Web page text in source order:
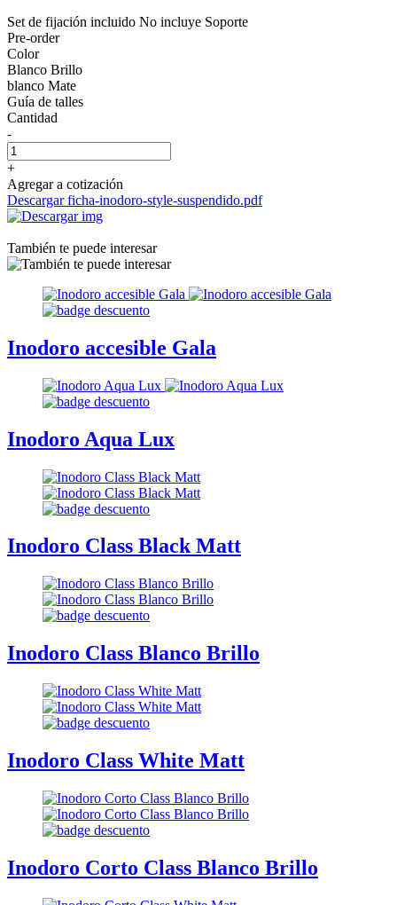
Set de fijación incluido No incluye Soporte
Pre-order
Color
Blanco Brillo
blanco Mate
Guía de talles
Cantidad
-
+
Agregar a cotización
Descargar ficha-inodoro-style-suspendido.pdf
También te puede interesar
Inodoro accesible Gala
Inodoro Aqua Lux
Inodoro Class Black Matt
Inodoro Class Blanco Brillo
Inodoro Class White Matt
Inodoro Corto Class Blanco Brillo